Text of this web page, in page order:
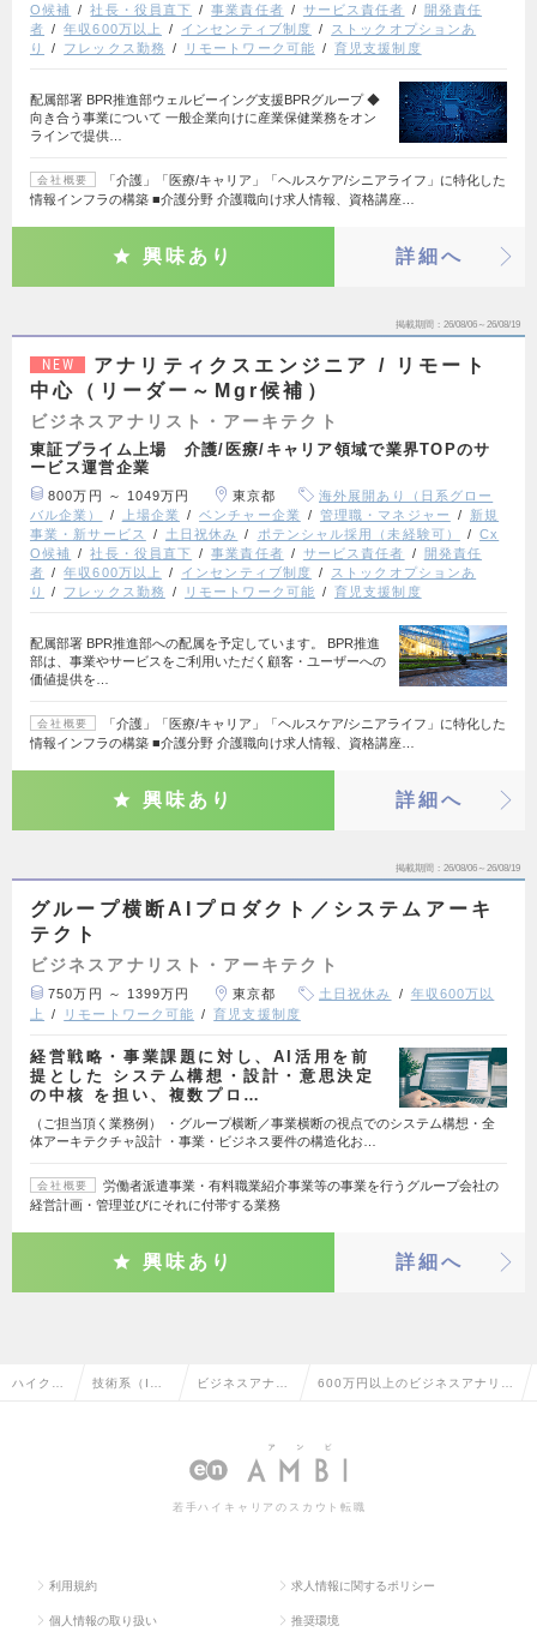
O候補
社長・役員直下 事業責任者 サービス責任者
開発責任
者
年収600万以上 インセンティブ制度
ストックオプションあ
り
フレックス勤務 リモートワーク可能 育児支援制度
配属部署 BPR推進部ウェルビーイング支援BPRグループ ◆
向き合う事業について 一般企業向けに産業保健業務をオン
ラインで提供…
会社概要
「介護」「医療/キャリア」「ヘルスケア/シニアライフ」に特化した
情報インフラの構築 ■介護分野 介護職向け求人情報、資格講座…
興味あり 詳細へ
掲載期間 26/08/06～26/08/19
NEW
アナリティクスエンジニア / リモート
中心（リーダー～Mgr候補）
ビジネスアナリスト・アーキテクト
東証プライム上場 介護/医療/キャリア領域で業界TOPのサ
ービス運営企業
800万円 ～ 1049万円 東京都
海外展開あり（日系グロー
バル企業）
上場企業 ベンチャー企業 管理職・マネジャー
新規
事業・新サービス
土日祝休み ポテンシャル採用（未経験可）
Cx
O候補
社長・役員直下 事業責任者 サービス責任者
開発責任
者
年収600万以上 インセンティブ制度
ストックオプションあ
り
フレックス勤務 リモートワーク可能 育児支援制度
配属部署 BPR推進部への配属を予定しています。 BPR推進
部は、事業やサービスをご利用いただく顧客・ユーザーへの
価値提供を…
会社概要
「介護」「医療/キャリア」「ヘルスケア/シニアライフ」に特化した
情報インフラの構築 ■介護分野 介護職向け求人情報、資格講座…
興味あり 詳細へ
掲載期間 26/08/06～26/08/19
グループ横断AIプロダクト／システムアーキ
テクト
ビジネスアナリスト・アーキテクト
750万円 ～ 1399万円 東京都 土日祝休み
年収600万以
上
リモートワーク可能 育児支援制度
経営戦略・事業課題に対し、AI活用を前
提とした システム構想・設計・意思決定
の中核 を担い、複数プロ…
（ご担当頂く業務例） ・グループ横断／事業横断の視点でのシステム構想・全
体アーキテクチャ設計 ・事業・ビジネス要件の構造化お…
会社概要
労働者派遣事業・有料職業紹介事業等の事業を行うグループ会社の
経営計画・管理並びにそれに付帯する業務
興味あり 詳細へ
ハイクラ 技術系（I ビジネスアナリ
クト
600万円以上のビジネスアナリス
情報一覧
若手ハイキャリアのスカウト転職
利用規約 求人情報に関するポリシー
個人情報の取り扱い 推奨環境